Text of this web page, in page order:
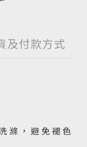
及付款方式
滌 ， 避 免 褪 色